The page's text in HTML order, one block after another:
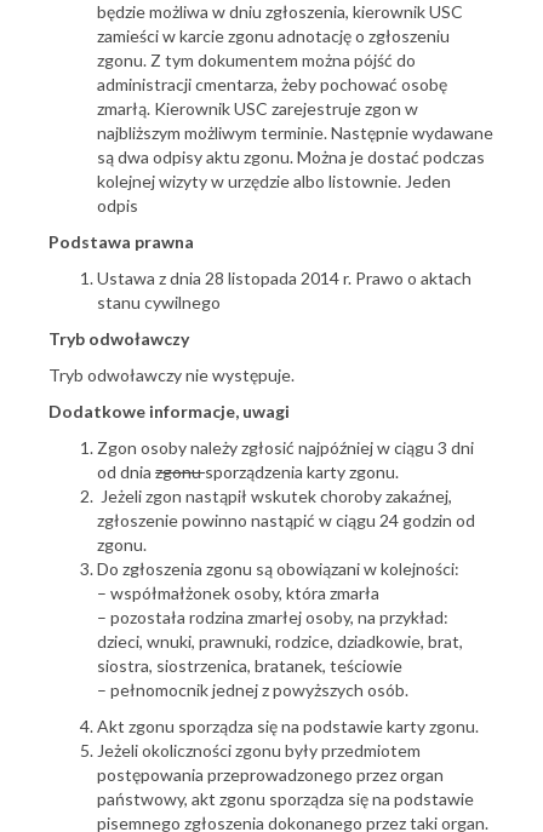
będzie możliwa w dniu zgłoszenia, kierownik USC
zamieści w karcie zgonu adnotację o zgłoszeniu
zgonu. Z tym dokumentem można pójść do
administracji cmentarza, żeby pochować osobę
zmarłą. Kierownik USC zarejestruje zgon w
najbliższym możliwym terminie. Następnie wydawane
są dwa odpisy aktu zgonu. Można je dostać podczas
kolejnej wizyty w urzędzie albo listownie. Jeden
odpis
Podstawa prawna
Ustawa z dnia 28 listopada 2014 r. Prawo o aktach
stanu cywilnego
Tryb odwoławczy
Tryb odwoławczy nie występuje.
Dodatkowe informacje, uwagi
Zgon osoby należy zgłosić najpóźniej w ciągu 3 dni
od dnia zgonusporządzenia karty zgonu.
Jeżeli zgon nastąpił wskutek choroby zakaźnej,
zgłoszenie powinno nastąpić w ciągu 24 godzin od
zgonu.
Do zgłoszenia zgonu są obowiązani w kolejności:
– współmałżonek osoby, która zmarła
– pozostała rodzina zmarłej osoby, na przykład:
dzieci, wnuki, prawnuki, rodzice, dziadkowie, brat,
siostra, siostrzenica, bratanek, teściowie
– pełnomocnik jednej z powyższych osób.
Akt zgonu sporządza się na podstawie karty zgonu.
Jeżeli okoliczności zgonu były przedmiotem
postępowania przeprowadzonego przez organ
państwowy, akt zgonu sporządza się na podstawie
pisemnego zgłoszenia dokonanego przez taki organ.